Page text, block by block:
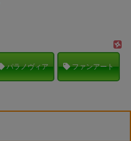
パラノヴィア ファンアート